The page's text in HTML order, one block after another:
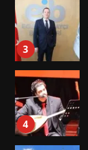
3
4